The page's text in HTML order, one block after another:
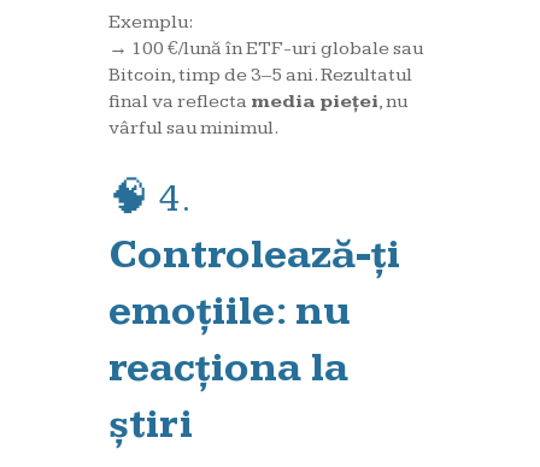
Exemplu:
→ 100 €/lună în ETF-uri globale sau
Bitcoin, timp de 3–5 ani. Rezultatul
final va reflecta media pieței, nu
vârful sau minimul.
🧠 4.
Controlează-ți
emoțiile: nu
reacționa la
știri